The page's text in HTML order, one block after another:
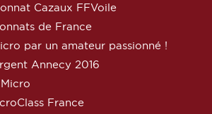
Cazaux FFVoile
de France
par un amateur passionné !
Annecy 2016
France